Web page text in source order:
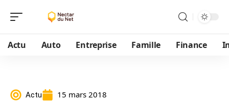
Actu Auto Entreprise Famille Finance
Actu 15 mars 2018